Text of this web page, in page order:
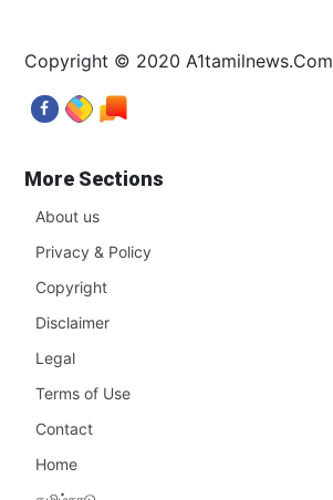
Copyright © 2020 A1tamilnews.Com
More Sections
About us
Privacy & Policy
Copyright
Disclaimer
Legal
Terms of Use
Contact
Home